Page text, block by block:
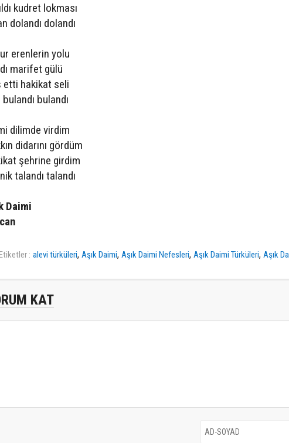
kudret lokması
dolandı dolandı
erenlerin yolu
marifet gülü
etti hakikat seli
bulandı bulandı
dilimde virdim
didarını gördüm
şehrine girdim
talandı talandı
Daimi
: alevi türküleri,Aşık Daimi,Aşık Daimi Nefesleri,Aşık Daimi Türküleri,Aşık
KAT